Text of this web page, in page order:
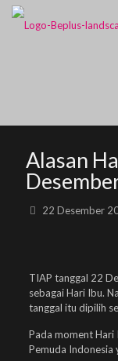
Alasan
22 Desember
TIAP tanggal 22
sebagai Hari Ibu.
tanggal itu dipilih
Pada moment
Pemuda